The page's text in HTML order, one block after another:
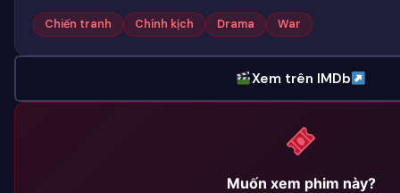
Chiến tranh Chính kịch Drama War
Xem trên IMDb
Muốn xem phim này?